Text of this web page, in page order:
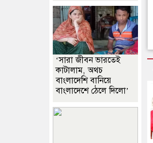
‘সারা জীবন ভারতেই
কাটালাম, অথচ
বাংলাদেশি বানিয়ে
বাংলাদেশে ঠেলে দিলো’